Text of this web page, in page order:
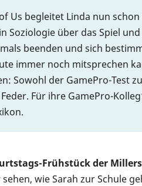
Us begleitet Linda nun
Soziologie über das Spiel
beenden und sich
immer noch mitsprechen
Sowohl der GamePro-Test
Für ihre GamePro-
Frühstück der
sehen, wie Sarah zur Schule